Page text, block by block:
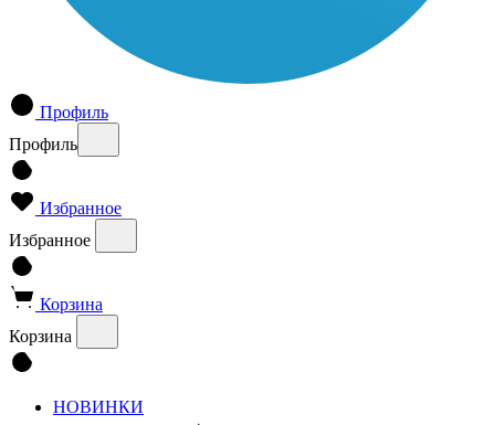
Профиль
Профиль
Избранное
Избранное
Корзина
Корзина
НОВИНКИ